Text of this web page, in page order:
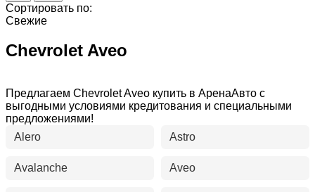
Сортировать по:
Свежие
Chevrolet Aveo
Предлагаем Chevrolet Aveo купить в АренаАвто с
выгодными условиями кредитования и специальными
предложениями!
Alero
Astro
Avalanche Aveo